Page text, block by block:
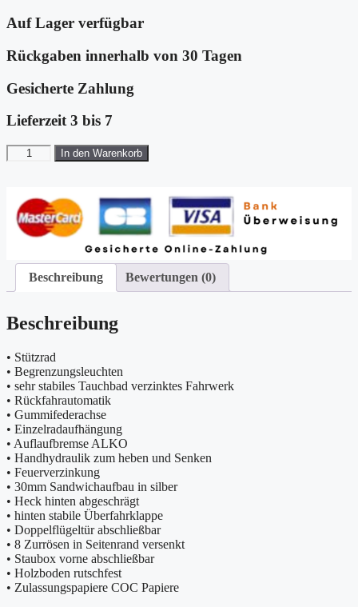
Auf Lager verfügbar
Rückgaben innerhalb von 30 Tagen
Gesicherte Zahlung
Lieferzeit 3 bis 7
Vezeko
Koffer-
Höhe:190cm
2,7t|schwarz
Menge
In den Warenkorb
Beschreibung Bewertungen (0)
Beschreibung
• Stützrad
• Begrenzungsleuchten
• sehr stabiles Tauchbad verzinktes Fahrwerk
• Rückfahrautomatik
• Gummifederachse
• Einzelradaufhängung
• Auflaufbremse ALKO
• Handhydraulik zum heben und Senken
• Feuerverzinkung
• 30mm Sandwichaufbau in silber
• Heck hinten abgeschrägt
• hinten stabile Überfahrklappe
• Doppelflügeltür abschließbar
• 8 Zurrösen in Seitenrand versenkt
• Staubox vorne abschließbar
• Holzboden rutschfest
• Zulassungspapiere COC Papiere